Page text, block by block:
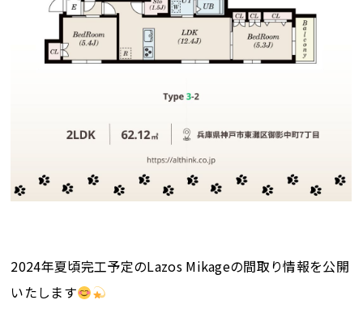
2024年夏頃完工予定のLazos Mikageの間取り情報を公開
いたします